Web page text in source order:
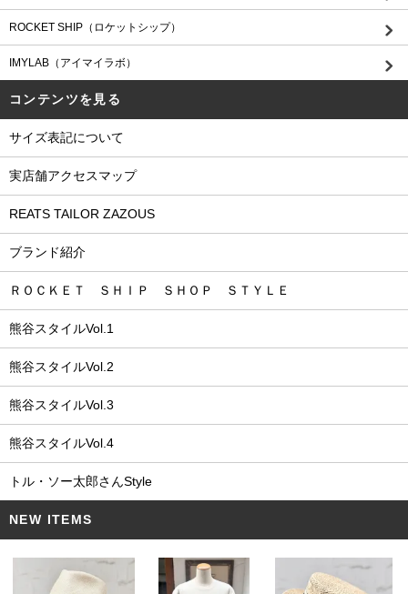
ROCKET SHIP（ロケットシップ）
IMYLAB（アイマイラボ）
コンテンツを見る
サイズ表記について
実店舗アクセスマップ
REATS TAILOR ZAZOUS
ブランド紹介
ＲＯＣＫＥＴ ＳＨＩＰ ＳＨＯＰ ＳＴＹＬＥ
熊谷スタイルVol.1
熊谷スタイルVol.2
熊谷スタイルVol.3
熊谷スタイルVol.4
トル・ソー太郎さんStyle
NEW ITEMS